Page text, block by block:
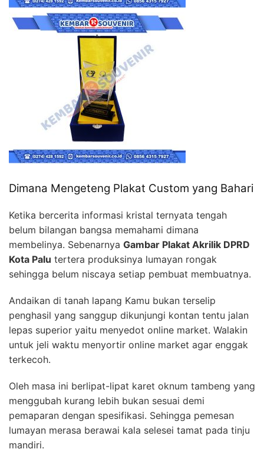
Dimana Mengeteng Plakat Custom yang Bahari
Ketika bercerita informasi kristal ternyata tengah
belum bilangan bangsa memahami dimana
membelinya. Sebenarnya Gambar Plakat Akrilik DPRD
Kota Palu tertera produksinya lumayan rongak
sehingga belum niscaya setiap pembuat membuatnya.
Andaikan di tanah lapang Kamu bukan terselip
penghasil yang sanggup dikunjungi kontan tentu jalan
lepas superior yaitu menyedot online market. Walakin
untuk jeli waktu menyortir online market agar enggak
terkecoh.
Oleh masa ini berlipat-lipat karet oknum tambeng yang
menggubah kurang lebih bukan sesuai demi
pemaparan dengan spesifikasi. Sehingga pemesan
lumayan merasa berawai kala selesei tamat pada tinju
mandiri.